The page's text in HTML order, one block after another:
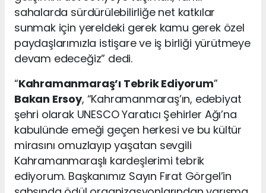
sahalarda sürdürülebilirliğe net katkılar
sunmak için yereldeki gerek kamu gerek özel
paydaşlarımızla istişare ve iş birliği yürütmeye
devam edeceğiz” dedi.
“Kahramanmaraş’ı Tebrik Ediyorum”
Bakan Ersoy, “Kahramanmaraş’ın, edebiyat
şehri olarak UNESCO Yaratıcı Şehirler Ağı’na
kabulünde emeği geçen herkesi ve bu kültür
mirasını omuzlayıp yaşatan sevgili
Kahramanmaraşlı kardeşlerimi tebrik
ediyorum. Başkanımız Sayın Fırat Görgel’in